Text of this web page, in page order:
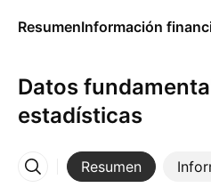
ResumenInformación
Datos
estadísticas
Resumen
Más